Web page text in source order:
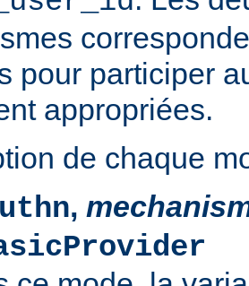
pour participer
appropriées.
de chaque
,